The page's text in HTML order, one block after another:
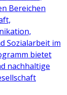
Bereichen
Sozialarbeit im
bietet
nachhaltige